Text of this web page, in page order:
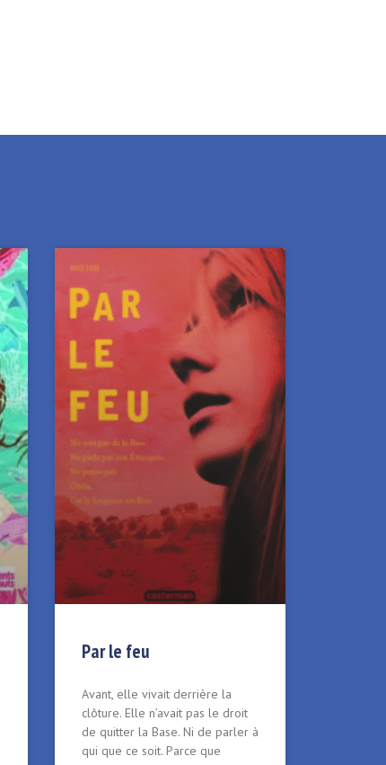
Par le feu
Avant, elle vivait derrière la
clôture. Elle n’avait pas le droit
de quitter la Base. Ni de parler à
qui que ce soit. Parce que